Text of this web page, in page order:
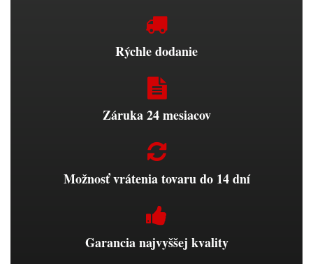
Rýchle dodanie
Záruka 24 mesiacov
Možnosť vrátenia tovaru do 14 dní
Garancia najvyššej kvality